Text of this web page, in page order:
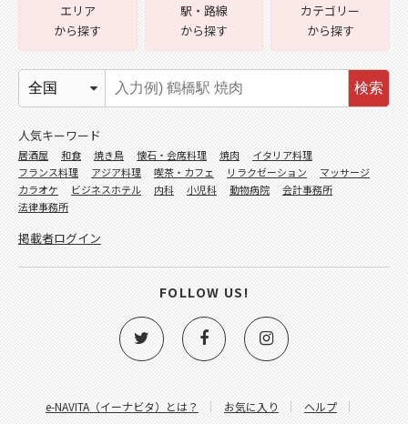
e-NAVITA（イーナビタ）とは？ お気に入り ヘルプ
エリア
から探す
駅・路線
から探す
カテゴリー
から探す
検索
人気キーワード
居酒屋 和食 焼き鳥 懐石・会席料理 焼肉
イタリア料理
フランス料理
アジア料理 喫茶・カフェ リラクゼーション
マッサージ
カラオケ
ビジネスホテル 内科 小児科 動物病院
会計事務所
法律事務所
掲載者ログイン
FOLLOW US!